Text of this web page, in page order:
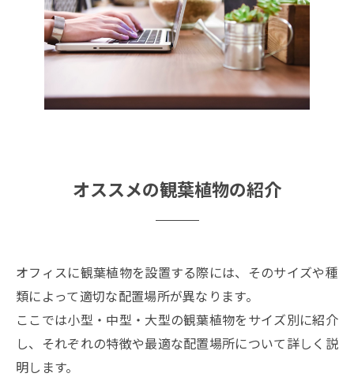
お電話でのお問い合わせ
オススメの観葉植物の紹介
オフィスに観葉植物を設置する際には、そのサイズや種
類によって適切な配置場所が異なります。
ここでは小型・中型・大型の観葉植物をサイズ別に紹介
し、それぞれの特徴や最適な配置場所について詳しく説
明します。